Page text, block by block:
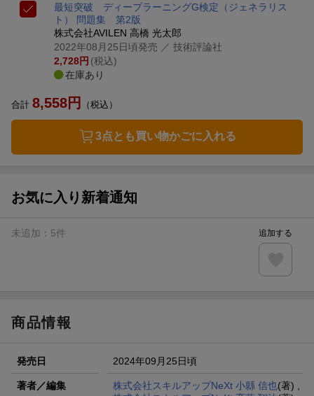
最短突破 ディープラーニングG検定（ジェネラリス
ト） 問題集 第2版
株式会社AVILEN 高橋 光太郎
2022年08月25日頃発売 ／ 技術評論社
2,728円 (税込)
在庫あり
合計 8,558円 （税込）
3点とも買い物かごに入れる
お気に入り新着通知
未追加： 5件 追加する
商品情報
発売日 2024年09月25日頃
著者／編集 株式会社スキルアップNeXt 小縣 信也(著) ,